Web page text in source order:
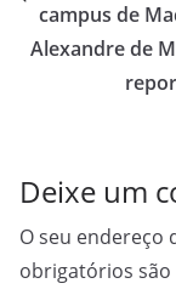
campus de
Alexandre de
Deixe um
O seu endereço
obrigatórios